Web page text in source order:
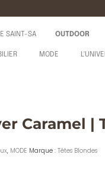
SAINT-SA OUTDOOR
MODE
Caramel |
, MODE Marque : Têtes Blondes